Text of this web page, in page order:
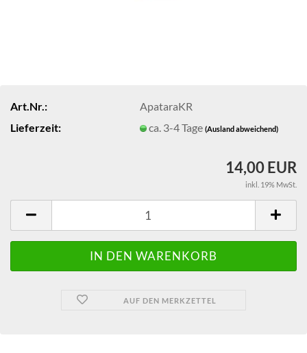
Art.Nr.:
ApataraKR
Lieferzeit:
ca. 3-4 Tage(Ausland abweichend)
14,00 EUR
inkl. 19% MwSt.
AUF DEN MERKZETTEL